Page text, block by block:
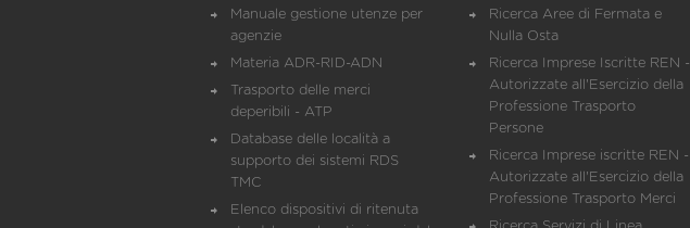
Manuale gestione utenze per
agenzie
Materia ADR-RID-ADN
Trasporto delle merci
deperibili - ATP
Database delle località a
supporto dei sistemi RDS
TMC
Elenco dispositivi di ritenuta
Ricerca Aree di Fermata e
Nulla Osta
Ricerca Imprese Iscritte REN -
Autorizzate all'Esercizio della
Professione Trasporto
Persone
Ricerca Imprese iscritte REN -
Autorizzate all'Esercizio della
Professione Trasporto Merci